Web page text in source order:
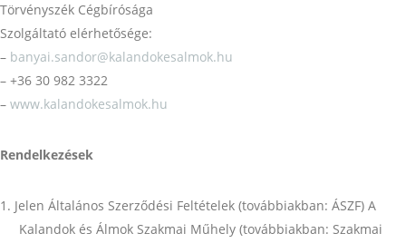
Törvényszék Cégbírósága
Szolgáltató elérhetősége:
– banyai.sandor@kalandokesalmok.hu
– +36 30 982 3322
– www.kalandokesalmok.hu
Rendelkezések
Jelen Általános Szerződési Feltételek (továbbiakban: ÁSZF) A
Kalandok és Álmok Szakmai Műhely (továbbiakban: Szakmai